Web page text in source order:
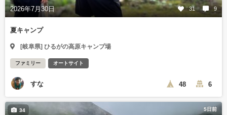
2026年7月30日 31 9
夏キャンプ
[岐阜県] ひるがの高原キャンプ場
ファミリー オートサイト
すな 48 6
5日前
34